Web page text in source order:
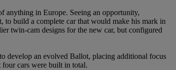
anything in Europe. Seeing an opportunity,
to build a complete car that would make his mark in
twin-cam designs for the new car, but configured
develop an evolved Ballot, placing additional focus
four cars were built in total.